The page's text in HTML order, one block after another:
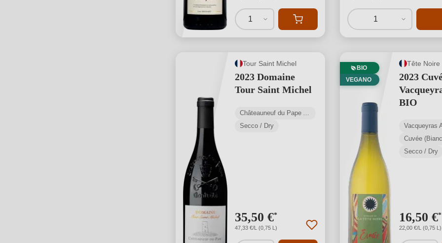
1 1
Tour Saint Michel
2023 Domaine
Tour Saint Michel
Châteauneuf du Pape AOP
Secco / Dry
35,50 €*
47,33 €/L (0,75 L)
BIO
VEGANO
Tête Noire
2023
BIO
Vacqueyras
Cuvée
Secco / Dry
16,50 €*
22,00 €/L (0,75 L)